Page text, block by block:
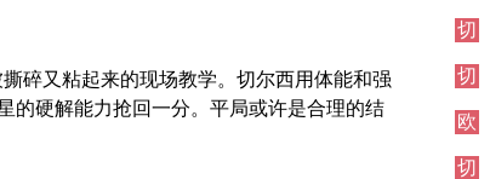
碎又粘起来的现场教学。切尔西用体能和强
的硬解能力抢回一分。平局或许是合理的结
敦
比
西
点
切
西
他
阵
切
西
敦
欧
直
切